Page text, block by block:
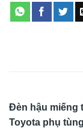
Đèn hậu miếng
Toyota phụ